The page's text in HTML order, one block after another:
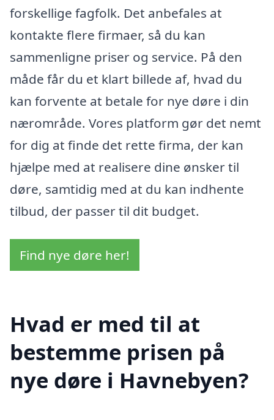
forskellige fagfolk. Det anbefales at
kontakte flere firmaer, så du kan
sammenligne priser og service. På den
måde får du et klart billede af, hvad du
kan forvente at betale for nye døre i din
nærområde. Vores platform gør det nemt
for dig at finde det rette firma, der kan
hjælpe med at realisere dine ønsker til
døre, samtidig med at du kan indhente
tilbud, der passer til dit budget.
Find nye døre her!
Hvad er med til at
bestemme prisen på
nye døre i Havnebyen?